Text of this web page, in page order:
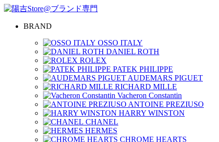
BRAND
OSSO ITALY
DANIEL ROTH
ROLEX
PATEK PHILIPPE
AUDEMARS PIGUET
RICHARD MILLE
Vacheron Constantin
ANTOINE PREZIUSO
HARRY WINSTON
CHANEL
HERMES
CHROME HEARTS